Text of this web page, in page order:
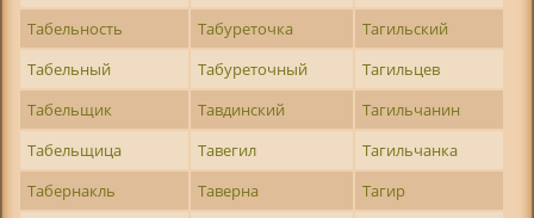
Табельность
Табуреточка
Тагильский
Табельный
Табуреточный
Тагильцев
Табельщик
Тавдинский
Тагильчанин
Табельщица
Тавегил
Тагильчанка
Табернакль
Таверна
Тагир